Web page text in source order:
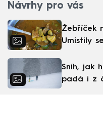
Návrhy pro vás
Žebříček
Umístily
Sníh, jak
padá i z